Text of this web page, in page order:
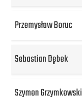
Przemysław Boruc
Sebastian Dębek
Szymon Grzymkowski